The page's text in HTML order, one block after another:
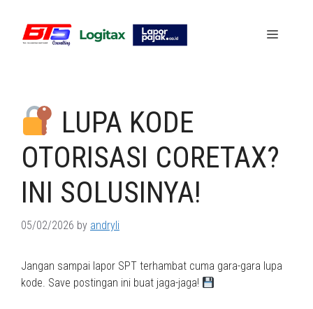
content
Menu
LUPA KODE
OTORISASI CORETAX?
INI SOLUSINYA!
05/02/2026 by andryli
Jangan sampai lapor SPT terhambat cuma gara-gara lupa
kode. Save postingan ini buat jaga-jaga!